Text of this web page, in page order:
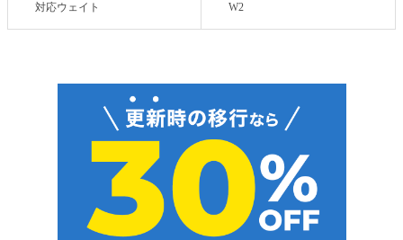
対応ウェイト W2